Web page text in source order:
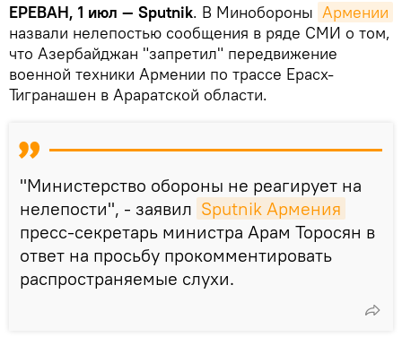
ЕРЕВАН, 1 июл — Sputnik. В Минобороны Армении
назвали нелепостью сообщения в ряде СМИ о том,
что Азербайджан "запретил" передвижение
военной техники Армении по трассе Ерасх-
Тигранашен в Араратской области.
"Министерство обороны не реагирует на
нелепости", - заявил Sputnik Армения
пресс-секретарь министра Арам Торосян в
ответ на просьбу прокомментировать
распространяемые слухи.